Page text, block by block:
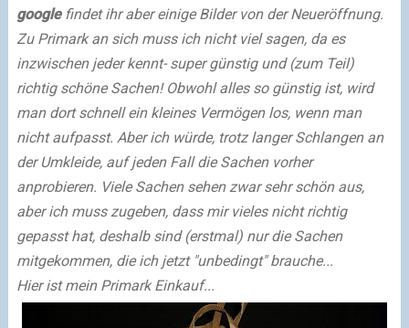
googlefindet ihr aber einige Bilder von der Neueröffnung.
Zu Primark an sich muss ich nicht viel sagen, da es
inzwischen jeder kennt- super günstig und (zum Teil)
richtig schöne Sachen! Obwohl alles so günstig ist, wird
man dort schnell ein kleines Vermögen los, wenn man
nicht aufpasst. Aber ich würde, trotz langer Schlangen an
der Umkleide, auf jeden Fall die Sachen vorher
anprobieren. Viele Sachen sehen zwar sehr schön aus,
aber ich muss zugeben, dass mir vieles nicht richtig
gepasst hat, deshalb sind (erstmal) nur die Sachen
mitgekommen, die ich jetzt "unbedingt" brauche...
Hier ist mein Primark Einkauf...